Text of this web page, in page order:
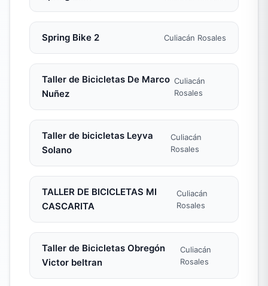
Spring Bike 2 Culiacán Rosales
Taller de Bicicletas De Marco
Nuñez
Culiacán
Rosales
Taller de bicicletas Leyva
Solano
Culiacán
Rosales
TALLER DE BICICLETAS MI
CASCARITA
Culiacán
Rosales
Taller de Bicicletas Obregón
Victor beltran
Culiacán
Rosales